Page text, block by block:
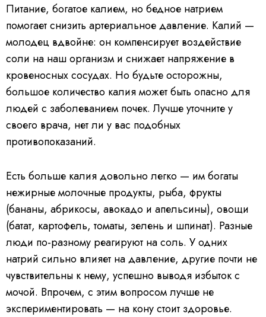
Питание, богатое калием, но бедное натрием
помогает снизить артериальное давление. Калий —
молодец вдвойне: он компенсирует воздействие
соли на наш организм и снижает напряжение в
кровеносных сосудах. Но будьте осторожны,
большое количество калия может быть опасно для
людей с заболеванием почек. Лучше уточните у
своего врача, нет ли у вас подобных
противопоказаний.
Есть больше калия довольно легко — им богаты
нежирные молочные продукты, рыба, фрукты
(бананы, абрикосы, авокадо и апельсины), овощи
(батат, картофель, томаты, зелень и шпинат). Разные
люди по-разному реагируют на соль. У одних
натрий сильно влияет на давление, другие почти не
чувствительны к нему, успешно выводя избыток с
мочой. Впрочем, с этим вопросом лучше не
экспериментировать — на кону стоит здоровье.